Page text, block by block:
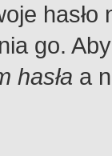
go.
hasła a